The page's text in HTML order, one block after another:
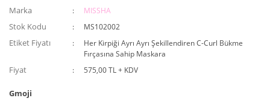
Marka MISSHA
Stok Kodu MS102002
Etiket Fiyatı
Her Kirpiği Ayrı Ayrı Şekillendiren C-Curl Bükme
Fırçasına Sahip Maskara
Fiyat 575,00 TL + KDV
Gmoji